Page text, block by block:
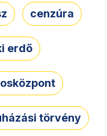
cenzúra
erdő
törvény